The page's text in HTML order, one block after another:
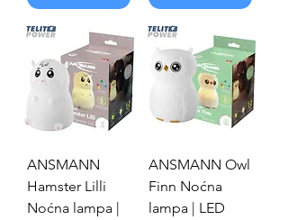
ANSMANN
Hamster Lilli
Noćna lampa |
ANSMANN Owl
Finn Noćna
lampa | LED